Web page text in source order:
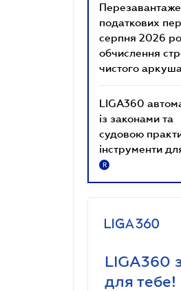
податкових
серпня 2026
обчислення
чистого
LIGA360
із законами та
судовою
інструменти
R
LIGA360
для тебе!